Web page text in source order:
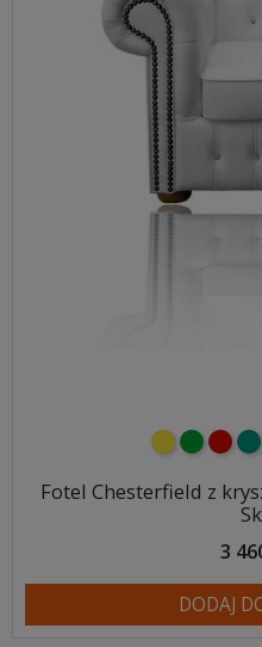
żółtyzielony
Fotel Chesterfield z
3
DODAJ